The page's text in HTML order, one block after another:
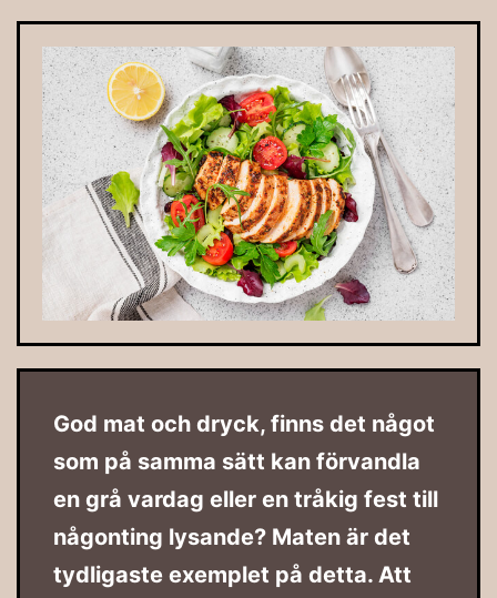
God mat och dryck, finns det något
som på samma sätt kan förvandla
en grå vardag eller en tråkig fest till
någonting lysande? Maten är det
tydligaste exemplet på detta. Att